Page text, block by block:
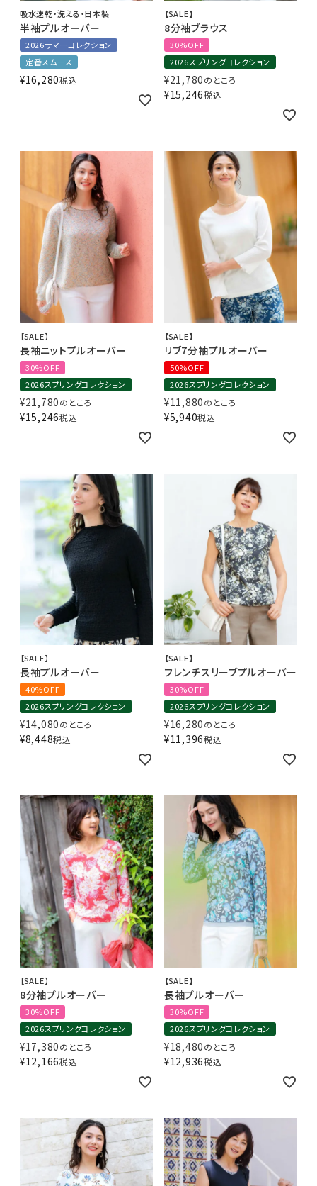
吸水速乾・洗える・日本製
半袖プルオーバー
2026サマーコレクション
定番スムース
¥16,280税込
【SALE】
8分袖ブラウス
30%OFF
2026スプリングコレクション
¥21,780のところ
¥15,246税込
【SALE】
長袖ニットプルオーバー
30%OFF
2026スプリングコレクション
¥21,780のところ
¥15,246税込
【SALE】
リブ7分袖プルオーバー
50%OFF
2026スプリングコレクション
¥11,880のところ
¥5,940税込
【SALE】
長袖プルオーバー
40%OFF
2026スプリングコレクション
¥14,080のところ
¥8,448税込
【SALE】
フレンチスリーブプルオーバー
30%OFF
2026スプリングコレクション
¥16,280のところ
¥11,396税込
【SALE】
8分袖プルオーバー
30%OFF
2026スプリングコレクション
¥17,380のところ
¥12,166税込
【SALE】
長袖プルオーバー
30%OFF
2026スプリングコレクション
¥18,480のところ
¥12,936税込